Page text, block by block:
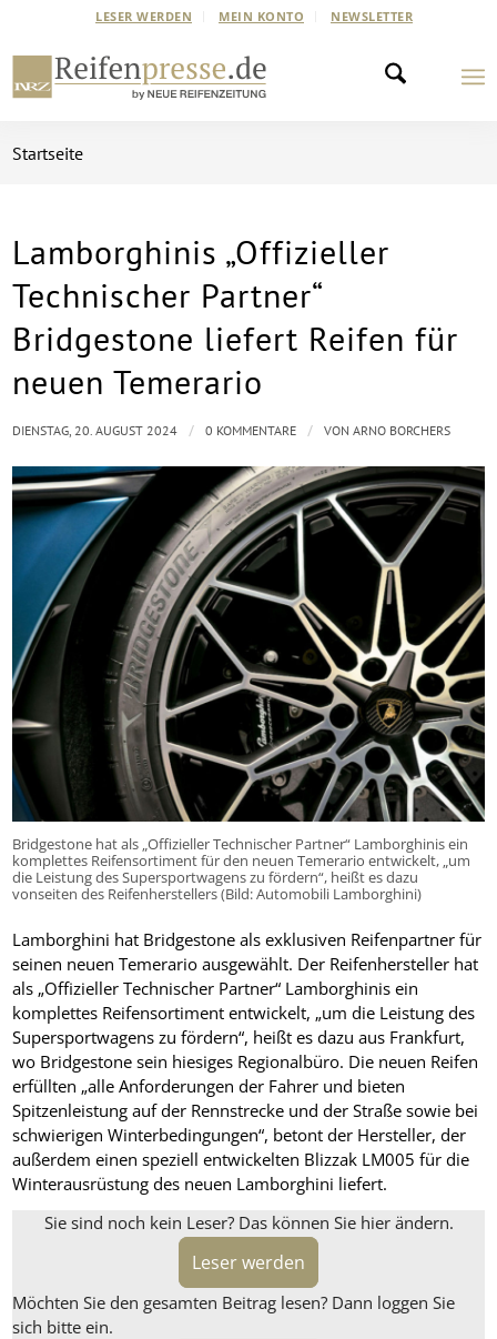
LESER WERDEN MEIN KONTO NEWSLETTER
Startseite
Lamborghinis „Offizieller
Technischer Partner“
Bridgestone liefert Reifen für
neuen Temerario
Bridgestone hat als „Offizieller Technischer Partner“ Lamborghinis ein
komplettes Reifensortiment für den neuen Temerario entwickelt, „um
die Leistung des Supersportwagens zu fördern“, heißt es dazu
vonseiten des Reifenherstellers (Bild: Automobili Lamborghini)
Lamborghini hat Bridgestone als exklusiven Reifenpartner für
seinen neuen Temerario ausgewählt. Der Reifenhersteller hat
als „Offizieller Technischer Partner“ Lamborghinis ein
komplettes Reifensortiment entwickelt, „um die Leistung des
Supersportwagens zu fördern“, heißt es dazu aus Frankfurt,
wo Bridgestone sein hiesiges Regionalbüro. Die neuen Reifen
erfüllten „alle Anforderungen der Fahrer und bieten
Spitzenleistung auf der Rennstrecke und der Straße sowie bei
schwierigen Winterbedingungen“, betont der Hersteller, der
außerdem einen speziell entwickelten Blizzak LM005 für die
Winterausrüstung des neuen Lamborghini liefert.
Sie sind noch kein Leser? Das können Sie hier ändern.
Leser werden
Möchten Sie den gesamten Beitrag lesen? Dann loggen Sie
sich bitte ein.
DIENSTAG, 20. AUGUST 2024 / 0 KOMMENTARE / VONARNO BORCHERS